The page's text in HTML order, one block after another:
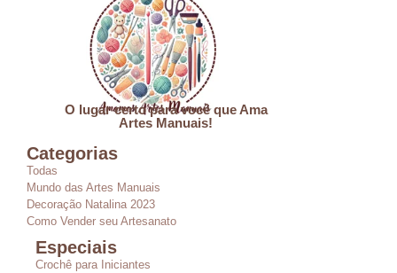
O lugar certo para você que Ama
Artes Manuais!
Categorias
Todas
Mundo das Artes Manuais
Decoração Natalina 2023
Como Vender seu Artesanato
Especiais
Crochê para Iniciantes